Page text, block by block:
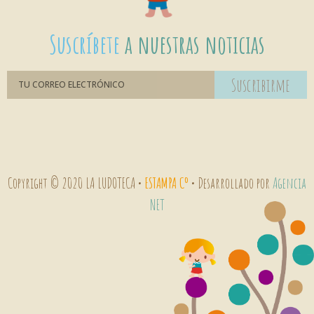
Suscríbetea nuestras noticias
Suscribirme
Copyright © 2020 LA LUDOTECA • ESTAMPA Cº • Desarrollado porAgencia
NET